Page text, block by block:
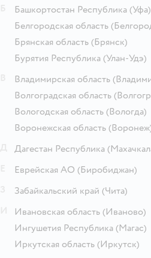
Башкортостан Республика (Уфа)
Белгородская область
Брянская область (Брянск)
Бурятия Республика (Улан-Удэ)
Владимирская область
Волгоградская область
Вологодская область (Вологда)
Воронежская область
Дагестан Республика
Еврейская АО (Биробиджан)
Забайкальский край (Чита)
Ивановская область (Иваново)
Ингушетия Республика (Магас)
Иркутская область (Иркутск)